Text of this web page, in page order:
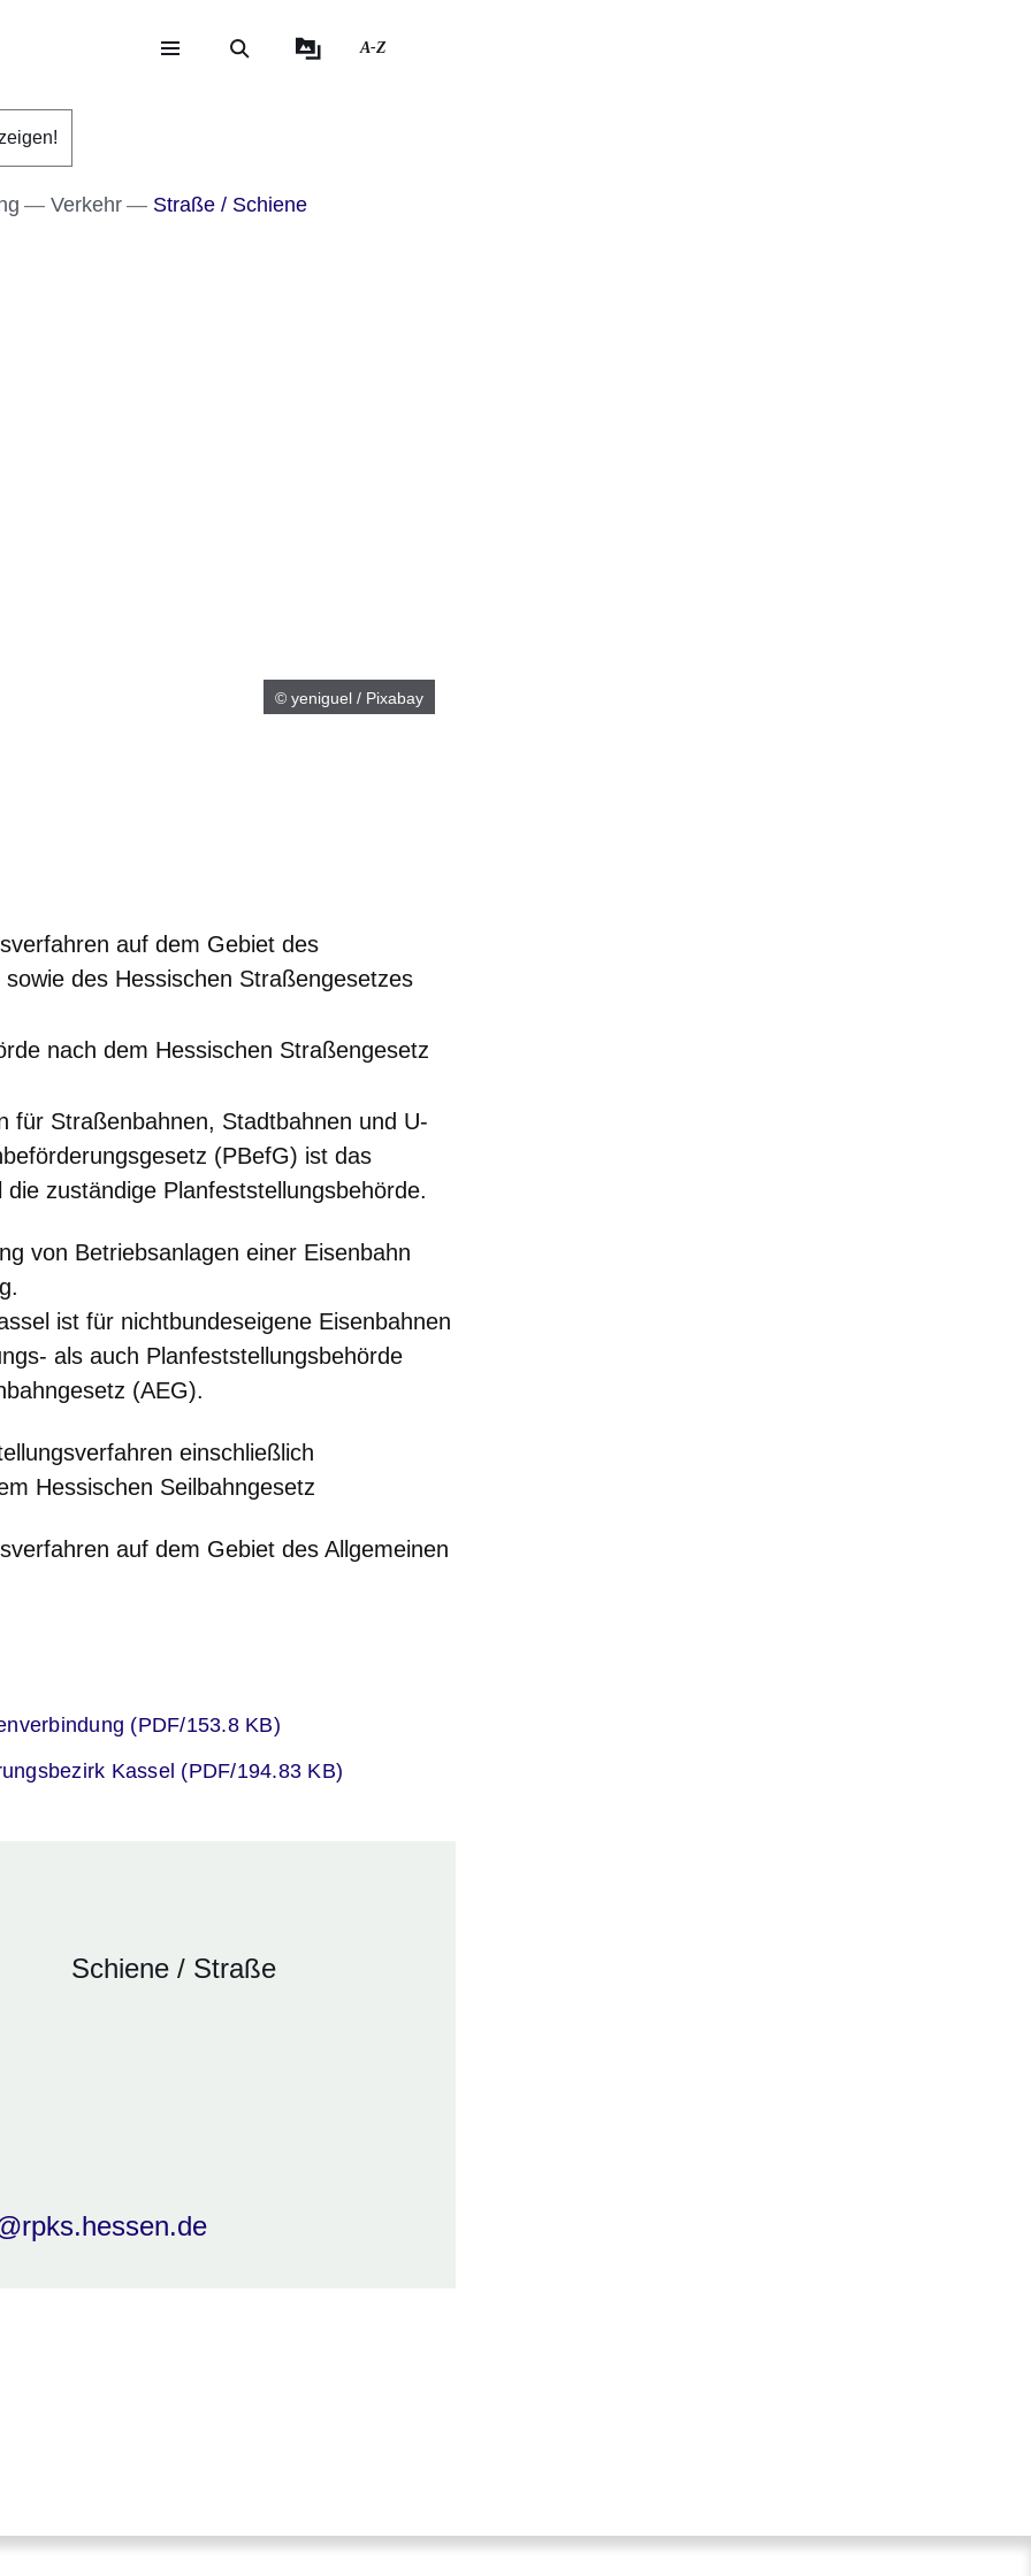
A-Z
Verkehr Straße / Schiene
© yeniguel / Pixabay
auf dem Gebiet des
des Hessischen Straßengesetzes
nach dem Hessischen Straßengesetz
für Straßenbahnen, Stadtbahnen und U-
(PBefG) ist das
zuständige Planfeststellungsbehörde.
von Betriebsanlagen einer Eisenbahn
ist für nichtbundeseigene Eisenbahnen
als auch Planfeststellungsbehörde
(AEG).
einschließlich
Hessischen Seilbahngesetz
auf dem Gebiet des Allgemeinen
(PDF/153.8 KB)
Kassel (PDF/194.83 KB)
Schiene / Straße